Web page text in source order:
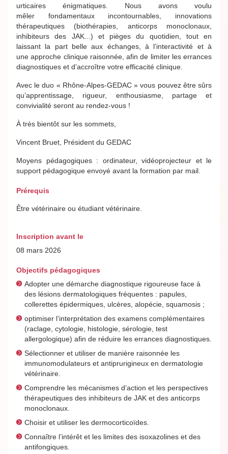
urticaires énigmatiques. Nous avons voulu
mêler fondamentaux incontournables, innovations
thérapeutiques (biothérapies, anticorps monoclonaux,
inhibiteurs des JAK...) et pièges du quotidien, tout en
laissant la part belle aux échanges, à l’interactivité et à
une approche clinique raisonnée, afin de limiter les errances
diagnostiques et d’accroître votre efficacité clinique.
Avec le duo « Rhône-Alpes-GEDAC » vous pouvez être sûrs
qu’apprentissage, rigueur, enthousiasme, partage et
convivialité seront au rendez-vous !
À très bientôt sur les sommets,
Vincent Bruet, Président du GEDAC
Moyens pédagogiques : ordinateur, vidéoprojecteur et le
support pédagogique envoyé avant la formation par mail.
Prérequis
Être vétérinaire ou étudiant vétérinaire.
Inscription avant le
08 mars 2026
Objectifs pédagogiques
Adopter une démarche diagnostique rigoureuse face à
des lésions dermatologiques fréquentes : papules,
collerettes épidermiques, ulcères, alopécie, squamosis ;
optimiser l’interprétation des examens complémentaires
(raclage, cytologie, histologie, sérologie, test
allergologique) afin de réduire les errances diagnostiques.
Sélectionner et utiliser de manière raisonnée les
immunomodulateurs et antiprurigineux en dermatologie
vétérinaire.
Comprendre les mécanismes d’action et les perspectives
thérapeutiques des inhibiteurs de JAK et des anticorps
monoclonaux.
Choisir et utiliser les dermocorticoïdes.
Connaître l’intérêt et les limites des isoxazolines et des
antifongiques.